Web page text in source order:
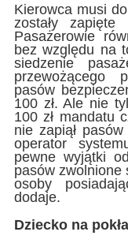
Kierowca musi
zostały
Pasażerowie
bez względu na
siedzenie
przewożącego
pasów
100 zł. Ale nie
100 zł mandatu
nie zapiął
operator
pewne wyjątki
pasów zwolnione
osoby
dodaje.
Dziecko na